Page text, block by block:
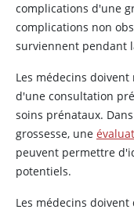
complications d'une
complications non
surviennent pendant
Les médecins
d'une consultation
soins prénataux.
grossesse, une
peuvent permettre
potentiels.
Les médecins